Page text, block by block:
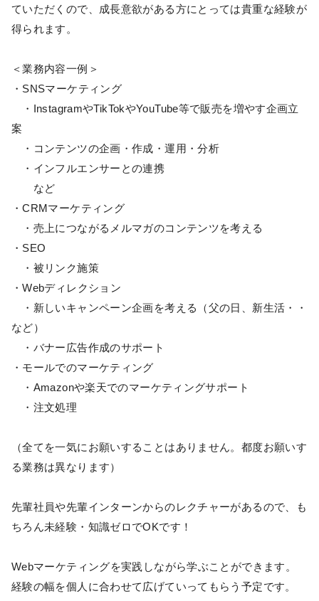
ていただくので、成長意欲がある方にとっては貴重な経験が
得られます。
＜業務内容一例＞
・SNSマーケティング
・InstagramやTikTokやYouTube等で販売を増やす企画立
案
・コンテンツの企画・作成・運用・分析
・インフルエンサーとの連携
など
・CRMマーケティング
・売上につながるメルマガのコンテンツを考える
・SEO
・被リンク施策
・Webディレクション
・新しいキャンペーン企画を考える（父の日、新生活・・
など）
・バナー広告作成のサポート
・モールでのマーケティング
・Amazonや楽天でのマーケティングサポート
・注文処理
（全てを一気にお願いすることはありません。都度お願いす
る業務は異なります）
先輩社員や先輩インターンからのレクチャーがあるので、も
ちろん未経験・知識ゼロでOKです！
Webマーケティングを実践しながら学ぶことができます。
経験の幅を個人に合わせて広げていってもらう予定です。